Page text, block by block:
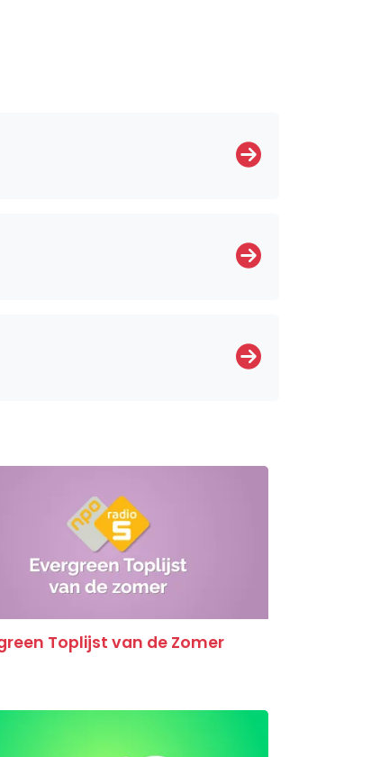
Toplijst van de Zomer